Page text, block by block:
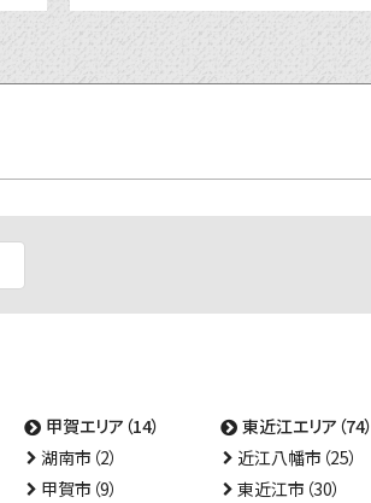
甲賀エリア（14）
湖南市（2）
甲賀市（9）
東近江エリア（74）
近江八幡市（25）
東近江市（30）